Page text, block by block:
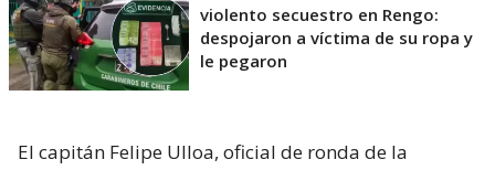
violento secuestro en Rengo:
despojaron a víctima de su ropa y
le pegaron
El capitán Felipe Ulloa, oficial de ronda de la